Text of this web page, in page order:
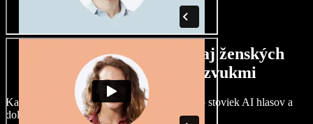
Široký výber mužských aj ženských
hlasov s rôznymi prízvukmi
Každý projekt môže znieť inak. Vyberte si zo stoviek AI hlasov a
dolaďte si ich podľa seba.